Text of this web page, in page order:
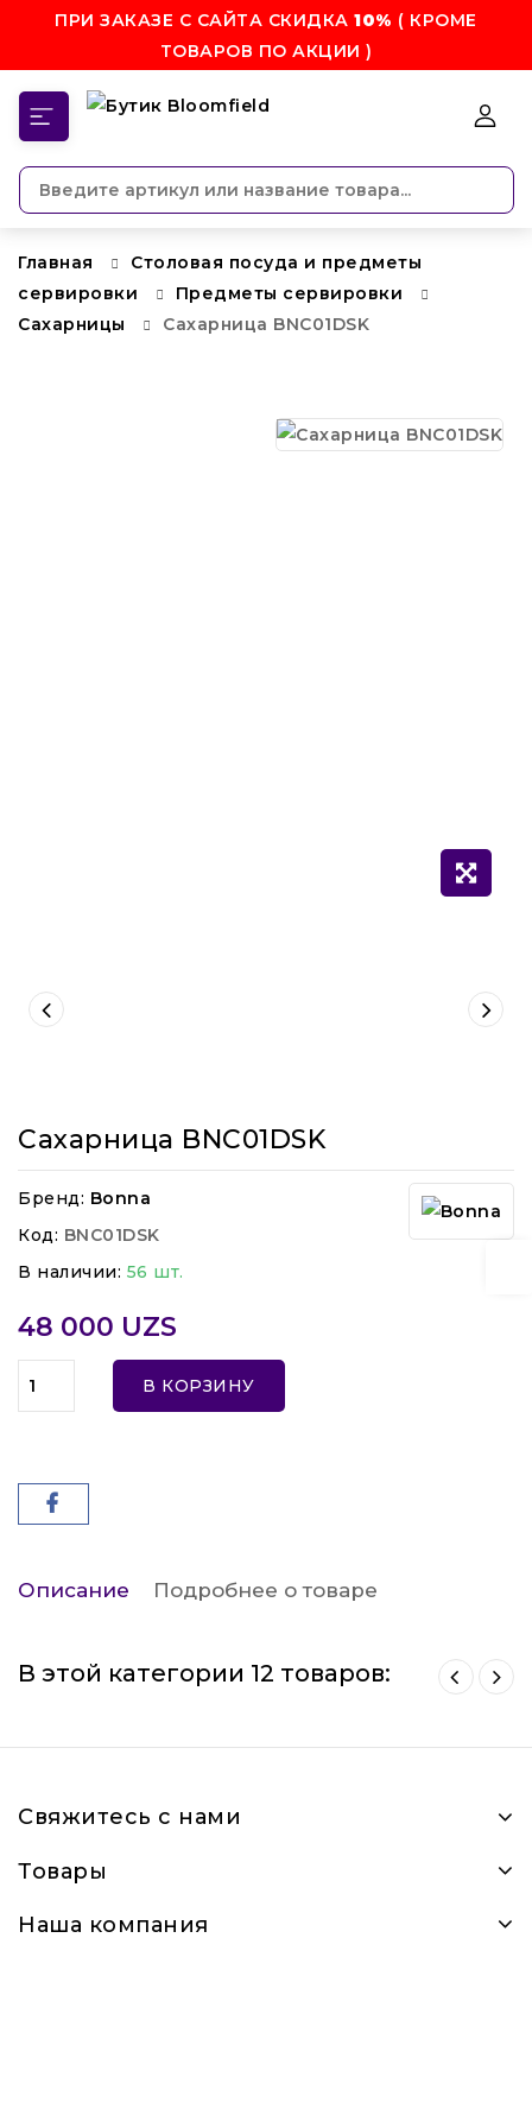
ПРИ ЗАКАЗЕ С САЙТА СКИДКА10% ( КРОМЕ
ТОВАРОВ ПО АКЦИИ )
Главная
Столовая посуда и предметы
сервировки
Предметы сервировки
Сахарницы
Сахарница BNC01DSK
Сахарница BNC01DSK
Бренд: Bonna
Код: BNC01DSK
В наличии: 56 шт.
48 000 UZS
В КОРЗИНУ
Описание Подробнее о товаре
В этой категории 12 товаров:
Свяжитесь с нами
Товары
Наша компания